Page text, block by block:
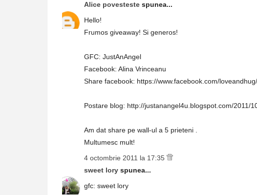
Alice povesteste spunea...
Hello!
Frumos giveaway! Si generos!
GFC: JustAnAngel
Facebook: Alina Vrinceanu
Share facebook: https://www.facebook.com/
Postare blog: http://justanangel4u.blogspot.com/2011/
Am dat share pe wall-ul a 5 prieteni .
Multumesc mult!
4 octombrie 2011 la 17:35
sweet lory spunea...
gfc: sweet lory